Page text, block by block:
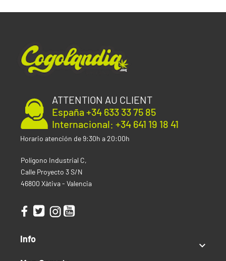
ATTENTION AU CLIENT
España +34 633 33 75 85
Internacional: +34 641 19 18 41
Horario atención de 9:30h a 20:00h
Polígono Industrial C,
Calle Proyecto 3 S/N
46800 Xàtiva - Valencia
Info
